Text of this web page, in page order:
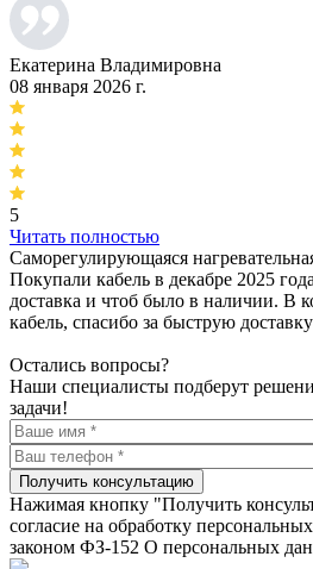
Екатерина Владимировна
08 января 2026 г.
5
Читать полностью
Саморегулирующаяся
Покупали кабель в декабре 2025
доставка и чтоб было в наличии. В
кабель, спасибо за быструю доставку
Остались вопросы?
Наши специалисты подберут
задачи!
Получить консультацию
Нажимая кнопку "Получить
согласие на обработку
законом ФЗ-152 О персональных